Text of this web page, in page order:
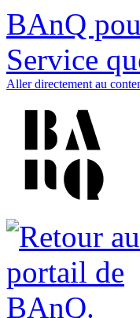
BAnQ
Service
Aller directement au